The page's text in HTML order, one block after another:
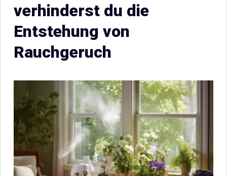
verhinderst du die
Entstehung von
Rauchgeruch